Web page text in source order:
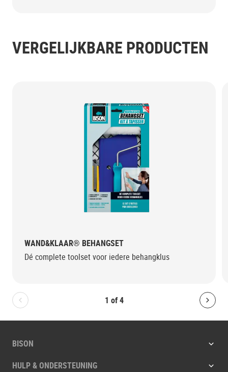
VERGELIJKBARE PRODUCTEN
1 of 4
Bolton.General.PreviousSlide
WAND&KLAAR® BEHANGSET
Dé complete toolset voor iedere behangklus
BISON
HULP & ONDERSTEUNING